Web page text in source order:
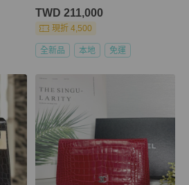
TWD 211,000
現折 4,500
全新品 本地 免運